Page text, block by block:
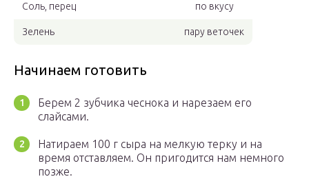
Соль, перец по вкусу
Зелень пару веточек
Начинаем готовить
Берем 2 зубчика чеснока и нарезаем его
слайсами.
Натираем 100 г сыра на мелкую терку и на
время отставляем. Он пригодится нам немного
позже.